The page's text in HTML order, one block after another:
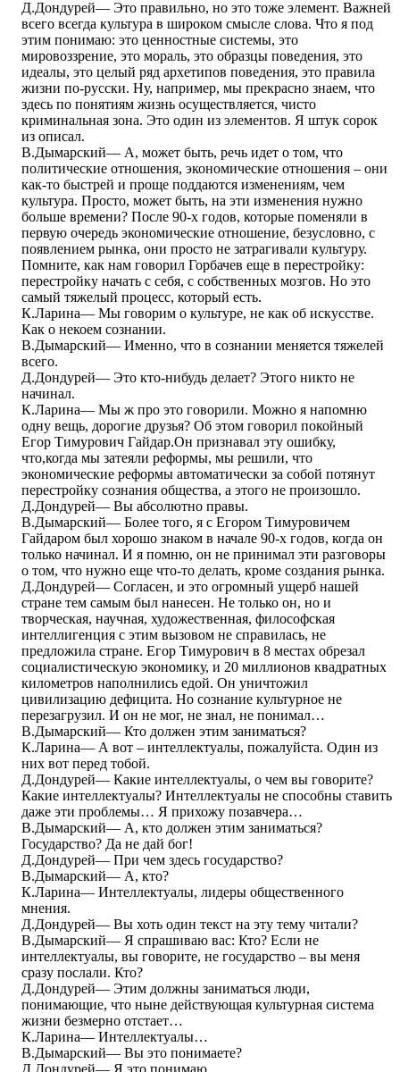
Д.Дондурей― Это правильно, но это тоже элемент. Важней
всего всегда культура в широком смысле слова. Что я под
этим понимаю: это ценностные системы, это
мировоззрение, это мораль, это образцы поведения, это
идеалы, это целый ряд архетипов поведения, это правила
жизни по-русски. Ну, например, мы прекрасно знаем, что
здесь по понятиям жизнь осуществляется, чисто
криминальная зона. Это один из элементов. Я штук сорок
из описал.
В.Дымарский― А, может быть, речь идет о том, что
политические отношения, экономические отношения – они
как-то быстрей и проще поддаются изменениям, чем
культура. Просто, может быть, на эти изменения нужно
больше времени? После 90-х годов, которые поменяли в
первую очередь экономические отношение, безусловно, с
появлением рынка, они просто не затрагивали культуру.
Помните, как нам говорил Горбачев еще в перестройку:
перестройку начать с себя, с собственных мозгов. Но это
самый тяжелый процесс, который есть.
К.Ларина― Мы говорим о культуре, не как об искусстве.
Как о некоем сознании.
В.Дымарский― Именно, что в сознании меняется тяжелей
всего.
Д.Дондурей― Это кто-нибудь делает? Этого никто не
начинал.
К.Ларина― Мы ж про это говорили. Можно я напомню
одну вещь, дорогие друзья? Об этом говорил покойный
Егор Тимурович Гайдар.Он признавал эту ошибку,
что,когда мы затеяли реформы, мы решили, что
экономические реформы автоматически за собой потянут
перестройку сознания общества, а этого не произошло.
Д.Дондурей― Вы абсолютно правы.
В.Дымарский― Более того, я с Егором Тимуровичем
Гайдаром был хорошо знаком в начале 90-х годов, когда он
только начинал. И я помню, он не принимал эти разговоры
о том, что нужно еще что-то делать, кроме создания рынка.
Д.Дондурей― Согласен, и это огромный ущерб нашей
стране тем самым был нанесен. Не только он, но и
творческая, научная, художественная, философская
интеллигенция с этим вызовом не справилась, не
предложила стране. Егор Тимурович в 8 местах обрезал
социалистическую экономику, и 20 миллионов квадратных
километров наполнились едой. Он уничтожил
цивилизацию дефицита. Но сознание культурное не
перезагрузил. И он не мог, не знал, не понимал…
В.Дымарский― Кто должен этим заниматься?
К.Ларина― А вот – интеллектуалы, пожалуйста. Один из
них вот перед тобой.
Д.Дондурей― Какие интеллектуалы, о чем вы говорите?
Какие интеллектуалы? Интеллектуалы не способны ставить
даже эти проблемы… Я прихожу позавчера…
В.Дымарский― А, кто должен этим заниматься?
Государство? Да не дай бог!
Д.Дондурей― При чем здесь государство?
В.Дымарский― А, кто?
К.Ларина― Интеллектуалы, лидеры общественного
мнения.
Д.Дондурей― Вы хоть один текст на эту тему читали?
В.Дымарский― Я спрашиваю вас: Кто? Если не
интеллектуалы, вы говорите, не государство – вы меня
сразу послали. Кто?
Д.Дондурей― Этим должны заниматься люди,
понимающие, что ныне действующая культурная система
жизни безмерно отстает…
К.Ларина― Интеллектуалы…
В.Дымарский― Вы это понимаете?